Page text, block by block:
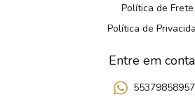
Política de Frete
Política de
Entre em